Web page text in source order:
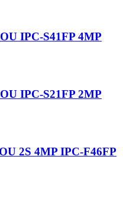
IPC-S41FP 4MP
IPC-S21FP 2MP
2S 4MP IPC-F46FP